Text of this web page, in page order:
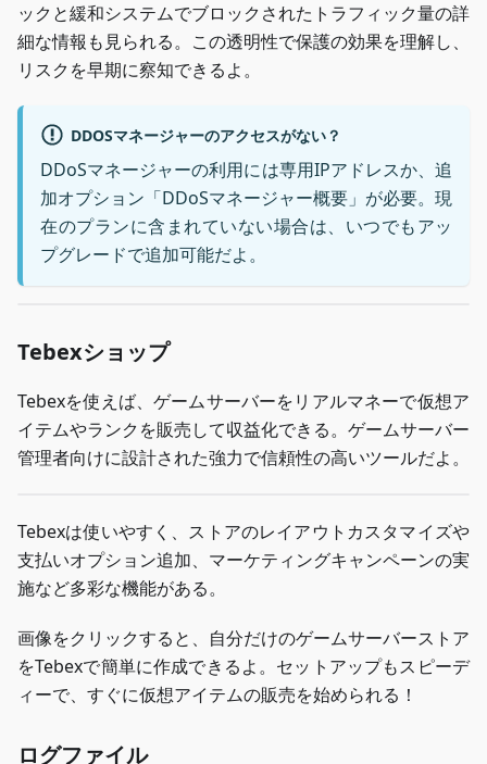
ックと緩和システムでブロックされたトラフィック量の詳
細な情報も見られる。この透明性で保護の効果を理解し、
リスクを早期に察知できるよ。
DDOSマネージャーのアクセスがない？
DDoSマネージャーの利用には専用IPアドレスか、追
加オプション「DDoSマネージャー概要」が必要。現
在のプランに含まれていない場合は、いつでもアッ
プグレードで追加可能だよ。
Tebexショップ
Tebexを使えば、ゲームサーバーをリアルマネーで仮想ア
イテムやランクを販売して収益化できる。ゲームサーバー
管理者向けに設計された強力で信頼性の高いツールだよ。
Tebexは使いやすく、ストアのレイアウトカスタマイズや
支払いオプション追加、マーケティングキャンペーンの実
施など多彩な機能がある。
画像をクリックすると、自分だけのゲームサーバーストア
をTebexで簡単に作成できるよ。セットアップもスピーデ
ィーで、すぐに仮想アイテムの販売を始められる！
ログファイル